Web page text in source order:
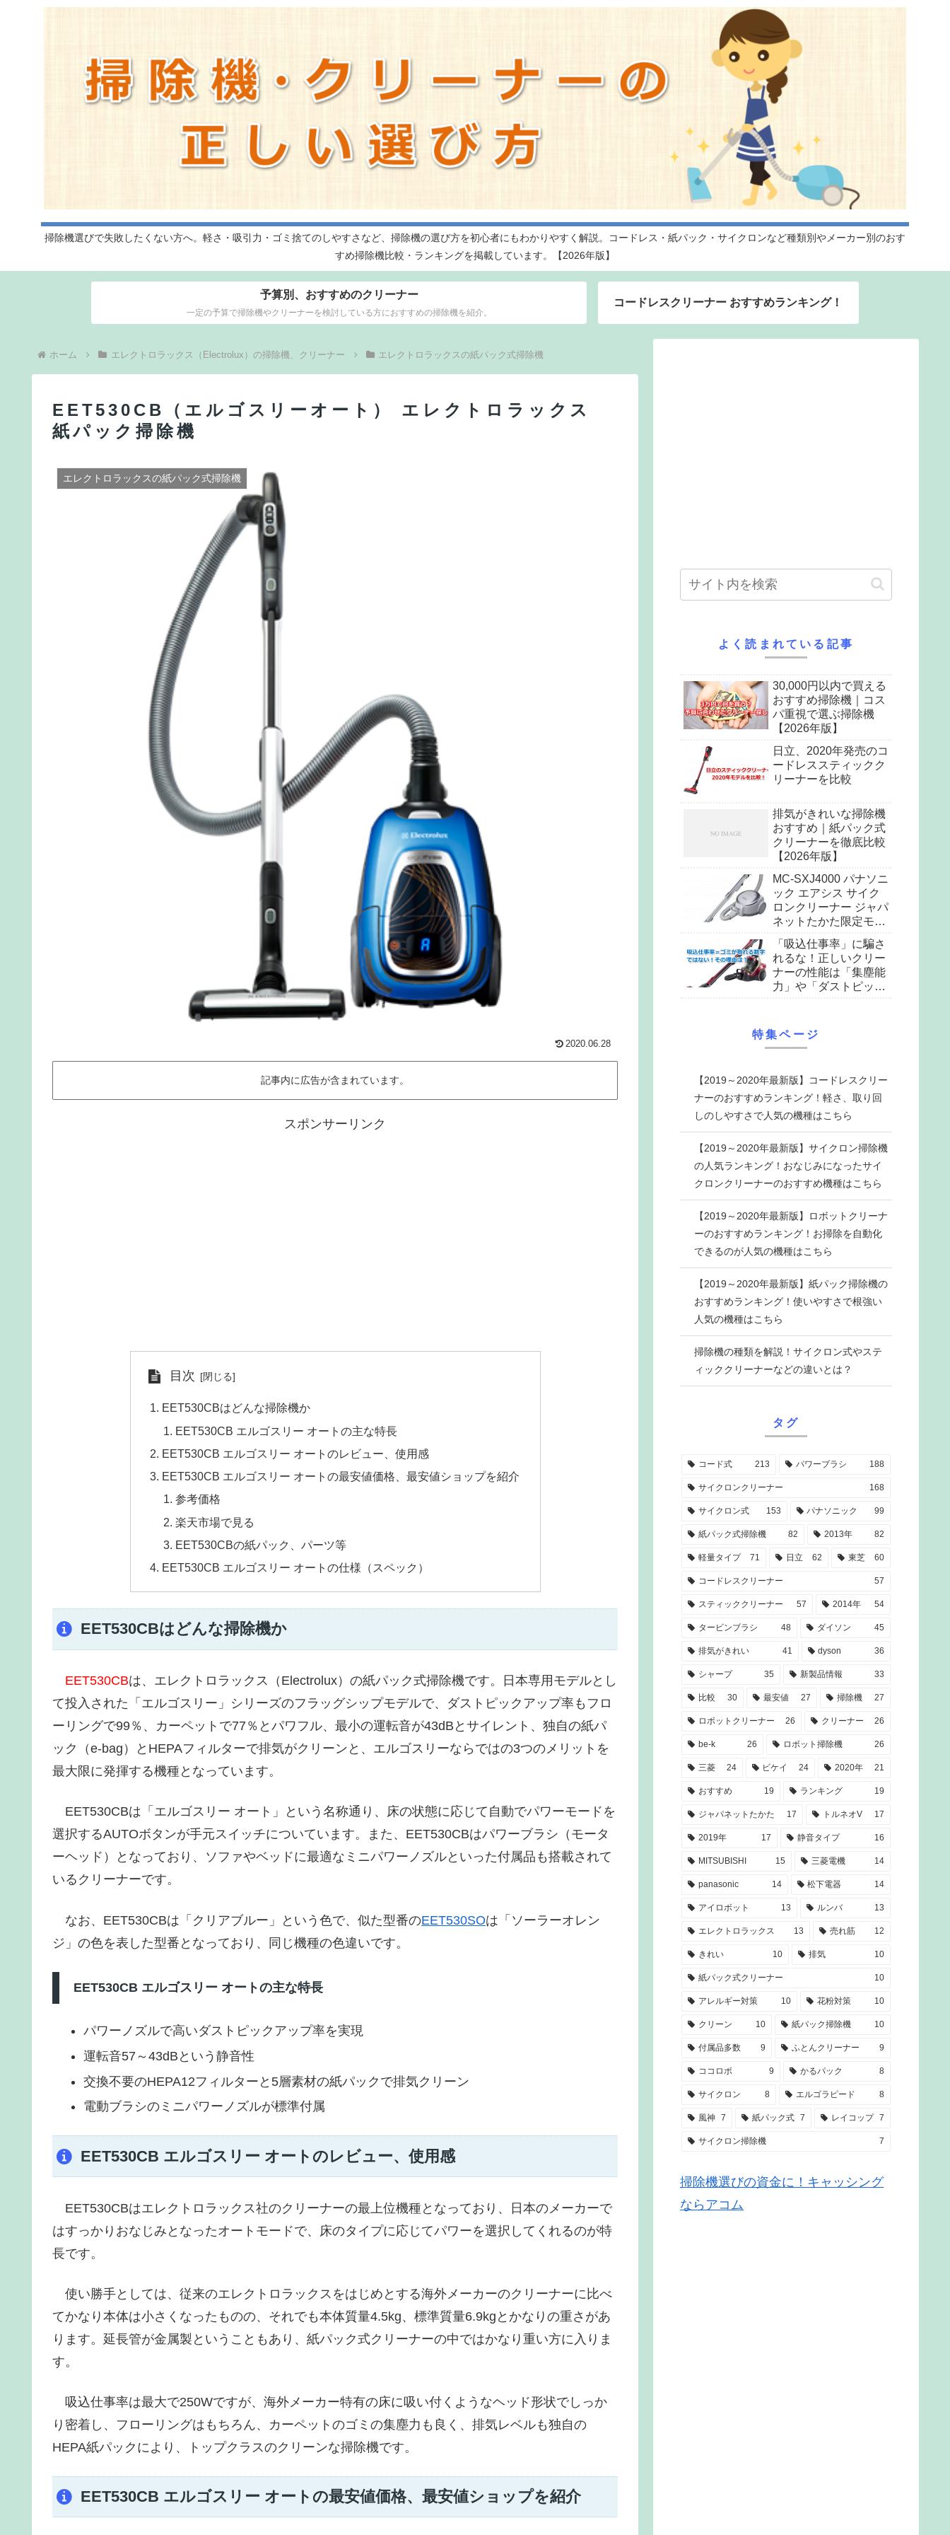
掃除機選びで失敗したくない方へ。軽さ・吸引力・ゴミ捨てのしやすさなど、掃除機の選び方を初心者にもわかりやすく解説。コードレス・紙パック・サイクロンなど種類別やメーカー別のおす
すめ掃除機比較・ランキングを掲載しています。【2026年版】
予算別、おすすめのクリーナー
一定の予算で掃除機やクリーナーを検討している方におすすめの掃除機を紹介。
コードレスクリーナー おすすめランキング！
ホーム エレクトロラックス（Electrolux）の掃除機、クリーナー エレクトロラックスの紙パック式掃除機
EET530CB（エルゴスリーオート） エレクトロラックス
紙パック掃除機
エレクトロラックスの紙パック式掃除機
2020.06.28
記事内に広告が含まれています。
スポンサーリンク
目次
EET530CBはどんな掃除機か
EET530CB エルゴスリー オートの主な特長
EET530CB エルゴスリー オートのレビュー、使用感
EET530CB エルゴスリー オートの最安値価格、最安値ショップを紹介
参考価格
楽天市場で見る
EET530CBの紙パック、パーツ等
EET530CB エルゴスリー オートの仕様（スペック）
EET530CBはどんな掃除機か
EET530CBは、エレクトロラックス（Electrolux）の紙パック式掃除機です。日本専用モデルとし
て投入された「エルゴスリー」シリーズのフラッグシップモデルで、ダストピックアップ率もフロ
ーリングで99％、カーペットで77％とパワフル、最小の運転音が43dBとサイレント、独自の紙パ
ック（e-bag）とHEPAフィルターで排気がクリーンと、エルゴスリーならではの3つのメリットを
最大限に発揮する機種となっています。
EET530CBは「エルゴスリー オート」という名称通り、床の状態に応じて自動でパワーモードを
選択するAUTOボタンが手元スイッチについています。また、EET530CBはパワーブラシ（モータ
ーヘッド）となっており、ソファやベッドに最適なミニパワーノズルといった付属品も搭載されて
いるクリーナーです。
なお、EET530CBは「クリアブルー」という色で、似た型番のEET530SOは「ソーラーオレン
ジ」の色を表した型番となっており、同じ機種の色違いです。
EET530CB エルゴスリー オートの主な特長
パワーノズルで高いダストピックアップ率を実現
運転音57～43dBという静音性
交換不要のHEPA12フィルターと5層素材の紙パックで排気クリーン
電動ブラシのミニパワーノズルが標準付属
EET530CB エルゴスリー オートのレビュー、使用感
EET530CBはエレクトロラックス社のクリーナーの最上位機種となっており、日本のメーカーで
はすっかりおなじみとなったオートモードで、床のタイプに応じてパワーを選択してくれるのが特
長です。
使い勝手としては、従来のエレクトロラックスをはじめとする海外メーカーのクリーナーに比べ
てかなり本体は小さくなったものの、それでも本体質量4.5kg、標準質量6.9kgとかなりの重さがあ
ります。延長管が金属製ということもあり、紙パック式クリーナーの中ではかなり重い方に入りま
す。
吸込仕事率は最大で250Wですが、海外メーカー特有の床に吸い付くようなヘッド形状でしっか
り密着し、フローリングはもちろん、カーペットのゴミの集塵力も良く、排気レベルも独自の
HEPA紙パックにより、トップクラスのクリーンな掃除機です。
EET530CB エルゴスリー オートの最安値価格、最安値ショップを紹介
よく読まれている記事
30,000円以内で買える
おすすめ掃除機｜コス
パ重視で選ぶ掃除機
【2026年版】
日立、2020年発売のコ
ードレススティックク
リーナーを比較
排気がきれいな掃除機
おすすめ｜紙パック式
クリーナーを徹底比較
【2026年版】
MC-SXJ4000 パナソニ
ック エアシス サイク
ロンクリーナー ジャパ
ネットたかた限定モデ
「吸込仕事率」に騙さ
れるな！正しいクリー
ナーの性能は「集塵能
力」や「ダストピック
特集ページ
【2019～2020年最新版】コードレスクリー
ナーのおすすめランキング！軽さ、取り回
しのしやすさで人気の機種はこちら
【2019～2020年最新版】サイクロン掃除機
の人気ランキング！おなじみになったサイ
クロンクリーナーのおすすめ機種はこちら
【2019～2020年最新版】ロボットクリーナ
ーのおすすめランキング！お掃除を自動化
できるのが人気の機種はこちら
【2019～2020年最新版】紙パック掃除機の
おすすめランキング！使いやすさで根強い
人気の機種はこちら
掃除機の種類を解説！サイクロン式やステ
ィッククリーナーなどの違いとは？
タグ
コード式 213 パワーブラシ 188
サイクロンクリーナー 168
サイクロン式 153 パナソニック 99
紙パック式掃除機 82 2013年 82
軽量タイプ 71 日立 62 東芝 60
コードレスクリーナー 57
スティッククリーナー 57 2014年 54
タービンブラシ 48 ダイソン 45
排気がきれい 41 dyson 36
シャープ 35 新製品情報 33
比較 30 最安値 27 掃除機 27
ロボットクリーナー 26 クリーナー 26
be-k 26 ロボット掃除機 26
三菱 24 ビケイ 24 2020年 21
おすすめ 19 ランキング 19
ジャパネットたかた 17 トルネオV 17
2019年 17 静音タイプ 16
MITSUBISHI 15 三菱電機 14
panasonic 14 松下電器 14
アイロボット 13 ルンバ 13
エレクトロラックス 13 売れ筋 12
きれい 10 排気 10
紙パック式クリーナー 10
アレルギー対策 10 花粉対策 10
クリーン 10 紙パック掃除機 10
付属品多数 9 ふとんクリーナー 9
ココロボ 9 かるパック 8
サイクロン 8 エルゴラピード 8
風神 7 紙パック式 7 レイコップ 7
サイクロン掃除機 7
掃除機選びの資金に！キャッシング
ならアコム